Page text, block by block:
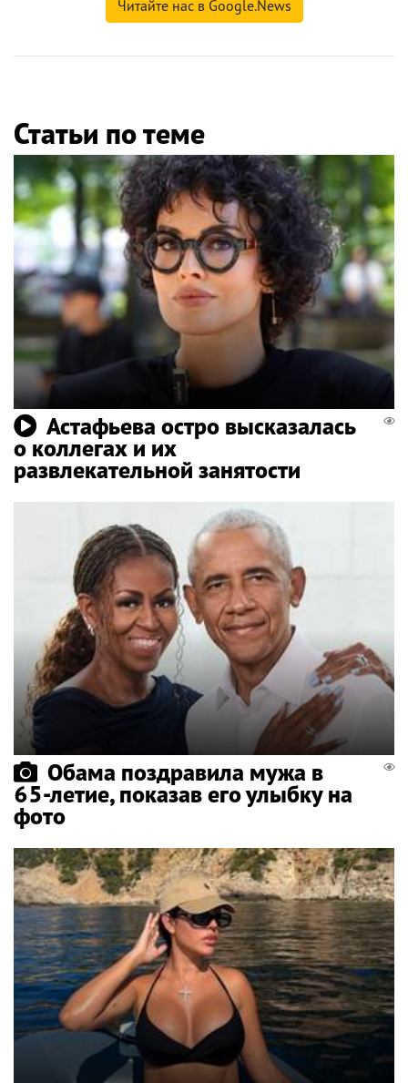
Читайте нас в Google.News
Статьи по теме
Астафьева остро высказалась
о коллегах и их
развлекательной занятости
Обама поздравила мужа в
65-летие, показав его улыбку на
фото